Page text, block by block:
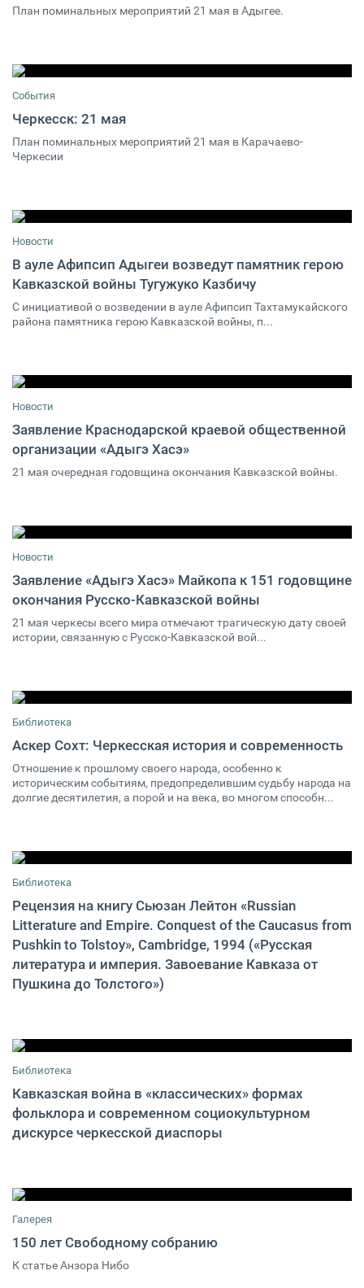
21 мая 2015 15:30
План поминальных мероприятий 21 мая в Адыгее.
21 мая 2015 07:00
События
Черкесск: 21 мая
План поминальных мероприятий 21 мая в Карачаево-
Черкесии
23 января 2012
Новости
В ауле Афипсип Адыгеи возведут памятник герою
Кавказской войны Тугужуко Казбичу
С инициативой о возведении в ауле Афипсип Тахтамукайского
района памятника герою Кавказской войны, п...
18 мая 2015
Новости
Заявление Краснодарской краевой общественной
организации «Адыгэ Хасэ»
21 мая очередная годовщина окончания Кавказской войны.
18 мая 2015
Новости
Заявление «Адыгэ Хасэ» Майкопа к 151 годовщине
окончания Русско-Кавказской войны
21 мая черкесы всего мира отмечают трагическую дату своей
истории, связанную с Русско-Кавказской вой...
Библиотека
Аскер Сохт: Черкесская история и современность
Отношение к прошлому своего народа, особенно к
историческим событиям, предопределившим судьбу народа на
долгие десятилетия, а порой и на века, во многом способн...
Лина Црим 7
Библиотека
Рецензия на книгу Сьюзан Лейтон «Russian
Litterature and Empire. Conquest of the Caucasus from
Pushkin to Tolstoy», Cambridge, 1994 («Русская
литература и империя. Завоевание Кавказа от
Пушкина до Толстого»)
М.М. Паштова
Библиотека
Кавказская война в «классических» формах
фольклора и современном социокультурном
дискурсе черкесской диаспоры
29 июня 2011
Галерея
150 лет Свободному собранию
К статье Анзора Нибо